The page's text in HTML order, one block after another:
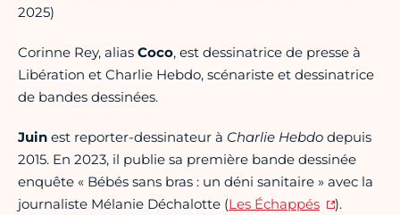
2025)
Corinne Rey, alias Coco, est dessinatrice de presse à
Libération et Charlie Hebdo, scénariste et dessinatrice
de bandes dessinées.
Juin est reporter-dessinateur à Charlie Hebdo depuis
2015. En 2023, il publie sa première bande dessinée
enquête « Bébés sans bras : un déni sanitaire » avec la
journaliste Mélanie Déchalotte (Les Échappés ).